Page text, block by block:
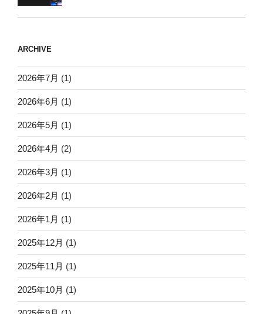
ARCHIVE
2026年7月 (1)
2026年6月 (1)
2026年5月 (1)
2026年4月 (2)
2026年3月 (1)
2026年2月 (1)
2026年1月 (1)
2025年12月 (1)
2025年11月 (1)
2025年10月 (1)